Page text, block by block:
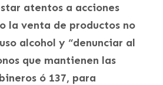
atentos a acciones
la venta de productos no
alcohol y “denunciar al
que mantienen las
ó 137, para